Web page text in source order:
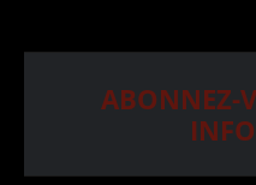
ABONNEZ-